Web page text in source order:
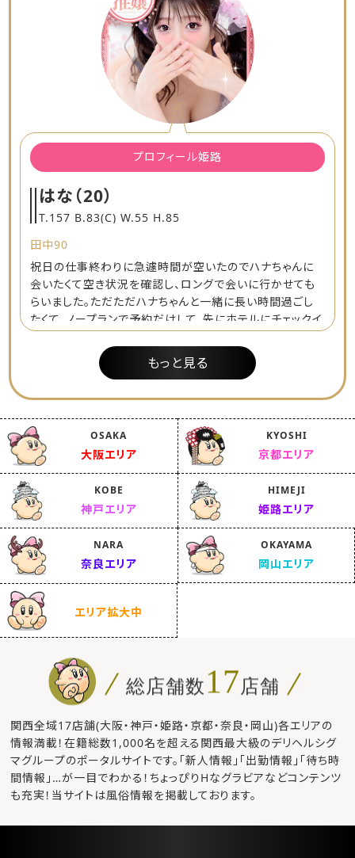
プロフィール姫路
はな （20）
T.157 B.83(C) W.55 H.85
田中90
祝日の仕事終わりに急遽時間が空いたのでハナちゃんに
会いたくて空き状況を確認し、ロングで会いに行かせても
らいました。ただただハナちゃんと一緒に長い時間過ごし
たくて、ノープランで予約だけして、先にホテルにチェックイ
ンして待ってると、現れたハナちゃんがいつも以上に綺麗で
可愛いすぎてドキドキワクワク。何回もお会いしてるのに会
うたびに一段と綺麗で可愛いくなって毎回パワーアップし
めちゃくちゃ楽しかったし、ハナちゃんといるとどれだけ長
い時間も一瞬で終わってしまいます。今日はめちゃくちゃ楽
しかった。ありがとうね！また近々会えるのたのしみにらし
てます。
もっと見る
OSAKA
大阪エリア
KYOSHI
京都エリア
KOBE
神戸エリア
HIMEJI
姫路エリア
NARA
奈良エリア
OKAYAMA
岡山エリア
エリア拡大中
総店舗数17店舗
関西全域17店舗(大阪・神戸・姫路・京都・奈良・岡山)各エリアの
情報満載！在籍総数1,000名を超える関西最大級のデリヘルシグ
マグループのポータルサイトです。「新人情報」「出勤情報」「待ち時
間情報」…が一目でわかる！ちょっぴりHなグラビアなどコンテンツ
も充実！当サイトは風俗情報を掲載しております。